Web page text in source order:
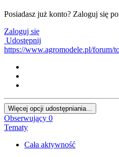
Posiadasz już konto? Zaloguj się
Zaloguj się
Udostępnij
https://www.agromodele.pl/forum/
Więcej opcji udostępniania...
Obserwujący 0
Tematy
Cała aktywność